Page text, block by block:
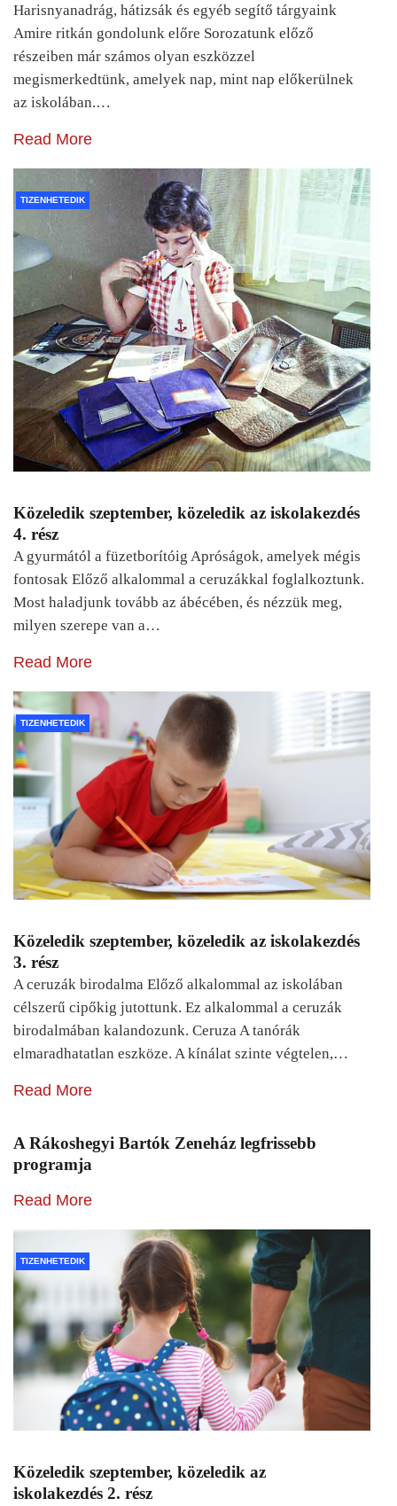
Harisnyanadrág, hátizsák és egyéb segítő tárgyaink
Amire ritkán gondolunk előre Sorozatunk előző
részeiben már számos olyan eszközzel
megismerkedtünk, amelyek nap, mint nap előkerülnek
az iskolában.…
Read More
TIZENHETEDIK
Közeledik szeptember, közeledik az iskolakezdés
4. rész
A gyurmától a füzetborítóig Apróságok, amelyek mégis
fontosak Előző alkalommal a ceruzákkal foglalkoztunk.
Most haladjunk tovább az ábécében, és nézzük meg,
milyen szerepe van a…
Read More
TIZENHETEDIK
Közeledik szeptember, közeledik az iskolakezdés
3. rész
A ceruzák birodalma Előző alkalommal az iskolában
célszerű cipőkig jutottunk. Ez alkalommal a ceruzák
birodalmában kalandozunk. Ceruza A tanórák
elmaradhatatlan eszköze. A kínálat szinte végtelen,…
Read More
A Rákoshegyi Bartók Zeneház legfrissebb
programja
Read More
TIZENHETEDIK
Közeledik szeptember, közeledik az
iskolakezdés 2. rész